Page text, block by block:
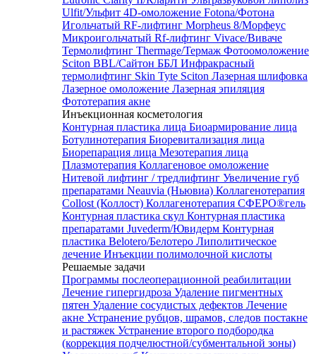
Ulfit/Ульфит 4D-омоложение Fotona/Фотона
Игольчатый RF-лифтинг Morpheus 8/Морфеус
Микроигольчатый Rf-лифтинг Vivace/Виваче
Термолифтинг Thermage/Термаж Фотоомоложение
Sciton BBL/Сайтон ББЛ Инфракрасный
термолифтинг Skin Tyte Sciton Лазерная шлифовка
Лазерное омоложение Лазерная эпиляция
Фототерапия акне
Инъекционная косметология
Контурная пластика лица Биоармирование лица
Ботулинотерапия Биоревитализация лица
Биорепарация лица Мезотерапия лица
Плазмотерапия Коллагеновое омоложение
Нитевой лифтинг / тредлифтинг Увеличение губ
препаратами Neauvia (Ньювиа) Коллагенотерапия
Collost (Коллост) Коллагенотерапия СФЕРО®гель
Контурная пластика скул Контурная пластика
препаратами Juvederm/Ювидерм Контурная
пластика Belotero/Белотеро Липолитическое
лечение Инъекции полимолочной кислоты
Решаемые задачи
Программы послеоперационной реабилитации
Лечение гипергидроза Удаление пигментных
пятен Удаление сосудистых дефектов Лечение
акне Устранение рубцов, шрамов, следов постакне
и растяжек Устранение второго подбородка
(коррекция подчелюстной/субментальной зоны)